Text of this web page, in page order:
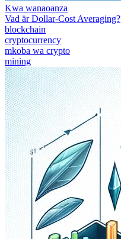
Kwa wanaoanza
Vad är Dollar-Cost Averaging?
blockchain
cryptocurrency
mkoba wa crypto
mining